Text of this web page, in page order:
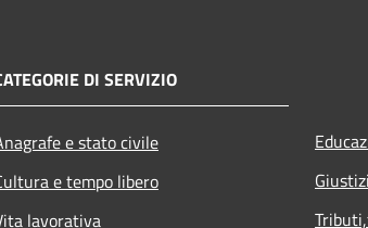
DI SERVIZIO
e stato civile
e tempo libero
lavorativa